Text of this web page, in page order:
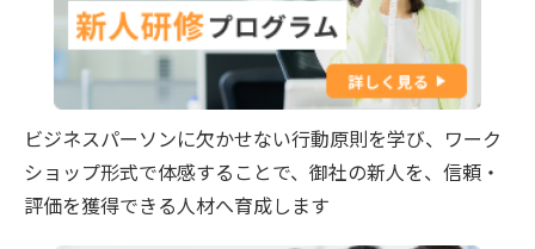
ビジネスパーソンに欠かせない行動原則を学び、ワーク
ショップ形式で体感することで、御社の新人を、信頼・
評価を獲得できる人材へ育成します